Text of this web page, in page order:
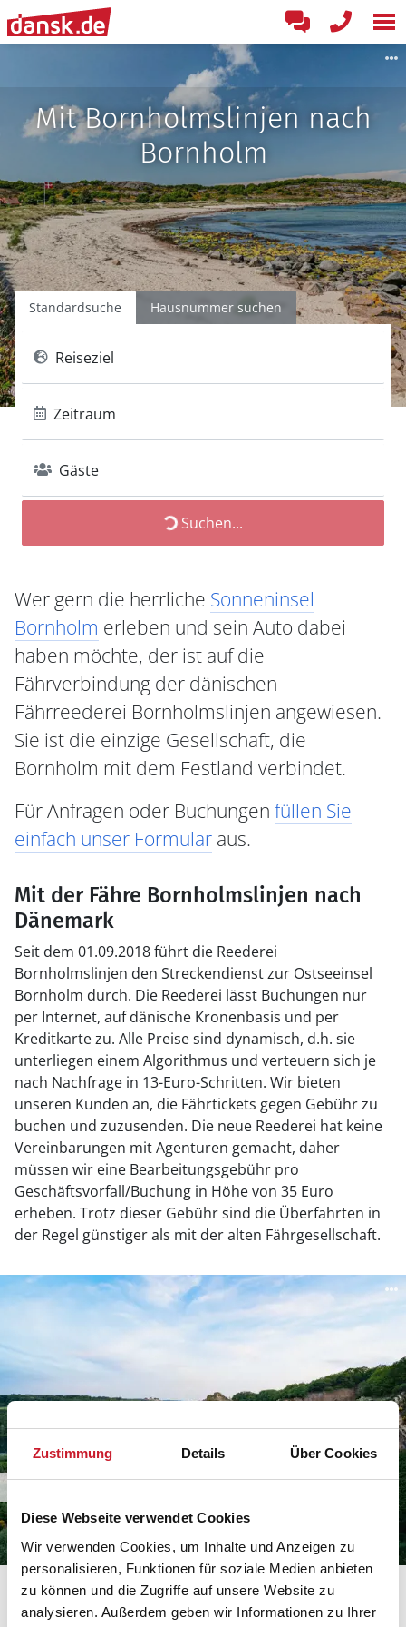
Zustimmung Details Über Cookies
Diese Webseite verwendet Cookies
Wir verwenden Cookies, um Inhalte und Anzeigen zu
personalisieren, Funktionen für soziale Medien anbieten
zu können und die Zugriffe auf unsere Website zu
analysieren. Außerdem geben wir Informationen zu Ihrer
Mit Bornholmslinjen nach
Bornholm
Standardsuche Hausnummer suchen
Reiseziel
Zeitraum
Gäste
Suchen...
Wer gern die herrliche Sonneninsel
Bornholm erleben und sein Auto dabei
haben möchte, der ist auf die
Fährverbindung der dänischen
Fährreederei Bornholmslinjen angewiesen.
Sie ist die einzige Gesellschaft, die
Bornholm mit dem Festland verbindet.
Für Anfragen oder Buchungen füllen Sie
einfach unser Formular aus.
Mit der Fähre Bornholmslinjen nach
Dänemark
Seit dem 01.09.2018 führt die Reederei
Bornholmslinjen den Streckendienst zur Ostseeinsel
Bornholm durch. Die Reederei lässt Buchungen nur
per Internet, auf dänische Kronenbasis und per
Kreditkarte zu. Alle Preise sind dynamisch, d.h. sie
unterliegen einem Algorithmus und verteuern sich je
nach Nachfrage in 13-Euro-Schritten. Wir bieten
unseren Kunden an, die Fährtickets gegen Gebühr zu
buchen und zuzusenden. Die neue Reederei hat keine
Vereinbarungen mit Agenturen gemacht, daher
müssen wir eine Bearbeitungsgebühr pro
Geschäftsvorfall/Buchung in Höhe von 35 Euro
erheben. Trotz dieser Gebühr sind die Überfahrten in
der Regel günstiger als mit der alten Fährgesellschaft.
Mit welcher Fährverbindung komme
ich nach Bornholm